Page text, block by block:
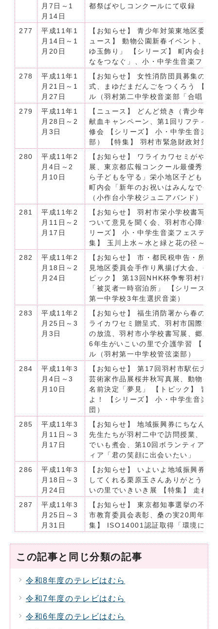
月7日～1
月14日
都祭ばやしコンクールにて収録
277
平成11年1
月14日～1
月20日
【お知らせ】 青少年対策東地区委
ュース】 動物公園新春イベント、郷
ゆ玉飾り」 【シリーズ】 町内会探
なをつなぐ」、小・中学生音楽フェ
278
平成11年1
月21日～1
月27日
【お知らせ】 女性消防団員募集の
式、まゆだまだんごをつくろう 【シ
ル（羽村第二中学校音楽部「合唱」
279
平成11年1
月28日～2
月3日
【ニュース】 どんど焼き（青少年
献血キャンペーン、第1回リフティ
修会 【シリーズ】 小・中学生音楽
部） 【特集】 羽村市緊急財政対策
280
平成11年2
月4日～2
月10日
【お知らせ】 ワライカワセミがや
展、東京都広報コンクール最優秀賞
ら子どもを守る」栄小地区子どもを
町内会「新年のお祝いはみんなでや
（小作台小学校ジュニアバンド）
281
平成11年2
月11日～2
月17日
【お知らせ】 羽村市栄小学校書写
ついて意見を聞く会、羽村市心障学
リーズ】 小・中学生音楽フェステ
集】 玉川上水～水と緑と花の径～写
282
平成11年2
月18日～2
月24日
【お知らせ】 市・都民税申告・所
見地区委員会手作り凧揚げ大会、手
ピック】 第13回NHK杯争奪羽村市
「被災者一時宿泊所」 【シリーズ
第一中学校3年生選択音楽）
283
平成11年2
月25日～3
月3日
【お知らせ】 福生消防署から春の
ライカワセミ贈呈式、羽村市国際交
の放流、羽村市小学校書写展、郷土
6年生がいこいの里で介護学習 【シ
ル（羽村第一中学校管弦楽部）
284
平成11年3
月4日～3
月10日
【お知らせ】 第17回羽村市駅伝大
芸術家作品展桜井秋写真展、動物公
名前決定「夢見」 【トピック】 皆
よ！ 【シリーズ】 小・中学生音楽
団）
285
平成11年3
月11日～3
月17日
【お知らせ】 地域振興券にちなん
先生たちが羽村二中で訪問授業、リ
でいも煮会、第10回ボランティアフ
ィア「君の笑顔に出会いたい」
286
平成11年3
月18日～3
月24日
【お知らせ】 いよいよ地域振興券
してくれる栗原玉さんありがとう「
いの里でいきいき展 【特集】 走れ
287
平成11年3
月25日～3
月31日
【お知らせ】 東京都知事選挙の不
市教育委員会表彰、桑の実20周年記
集】 ISO14001認証取得「環境にや
この記事と同じ分類の記事
令和8年度のテレビはむら
令和7年度のテレビはむら
令和6年度のテレビはむら